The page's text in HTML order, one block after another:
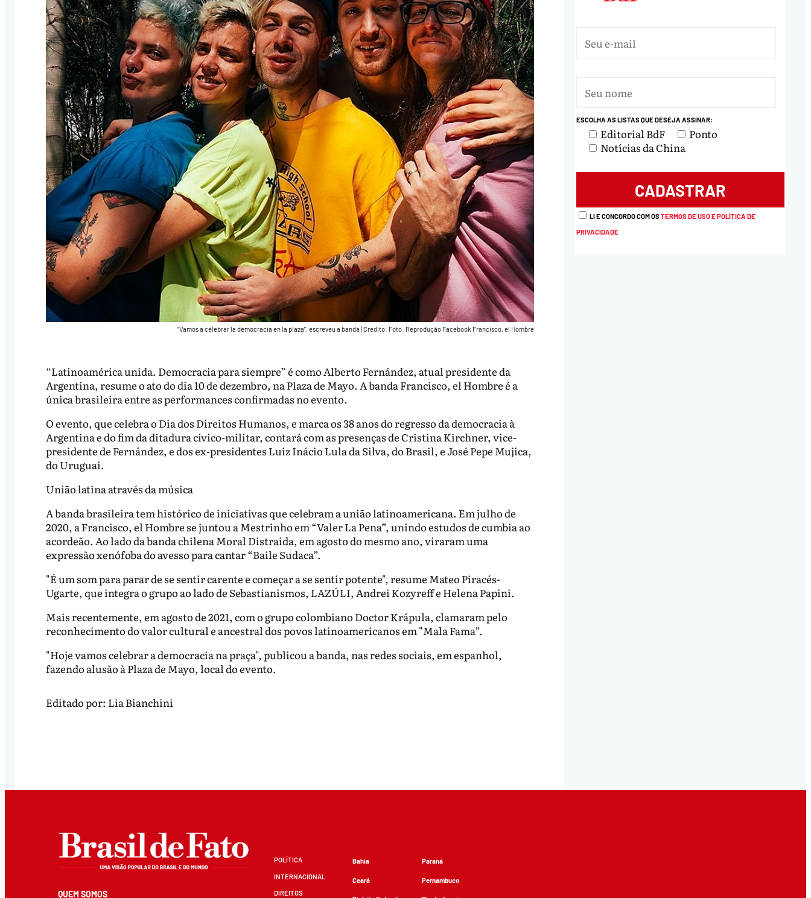
“Vamos a celebrar la democracia en la plaza”, escreveu a banda |Crédito: Foto: Reprodução Facebook Francisco, el Hombre
“Latinoamérica unida. Democracia para siempre” é como Alberto Fernández, atual presidente da
Argentina, resume o ato do dia 10 de dezembro, na Plaza de Mayo. A banda Francisco, el Hombre é a
única brasileira entre as performances confirmadas no evento.
O evento, que celebra o Dia dos Direitos Humanos, e marca os 38 anos do regresso da democracia à
Argentina e do fim da ditadura cívico-militar, contará com as presenças de Cristina Kirchner, vice-
presidente de Fernández, e dos ex-presidentes Luiz Inácio Lula da Silva, do Brasil, e José Pepe Mujica,
do Uruguai.
União latina através da música
A banda brasileira tem histórico de iniciativas que celebram a união latinoamericana. Em julho de
2020, a Francisco, el Hombre se juntou a Mestrinho em “Valer La Pena”, unindo estudos de cumbia ao
acordeão. Ao lado da banda chilena Moral Distraída, em agosto do mesmo ano, viraram uma
expressão xenófoba do avesso para cantar “Baile Sudaca”.
"É um som para parar de se sentir carente e começar a se sentir potente", resume Mateo Piracés-
Ugarte, que integra o grupo ao lado de Sebastianismos, LAZÚLI, Andrei Kozyreff e Helena Papini.
Mais recentemente, em agosto de 2021, com o grupo colombiano Doctor Krápula, clamaram pelo
reconhecimento do valor cultural e ancestral dos povos latinoamericanos em "Mala Fama”.
"Hoje vamos celebrar a democracia na praça", publicou a banda, nas redes sociais, em espanhol,
fazendo alusão à Plaza de Mayo, local do evento.
Editado por: Lia Bianchini
ESCOLHA AS LISTAS QUE DESEJA ASSINAR:
Editorial BdF
Ponto
Notícias da China
LI E CONCORDO COM OSTERMOS DE USO E POLÍTICA DE
PRIVACIDADE
QUEM SOMOS
POLÍTICA
INTERNACIONAL
DIREITOS
Bahia
Ceará
Paraná
Pernambuco